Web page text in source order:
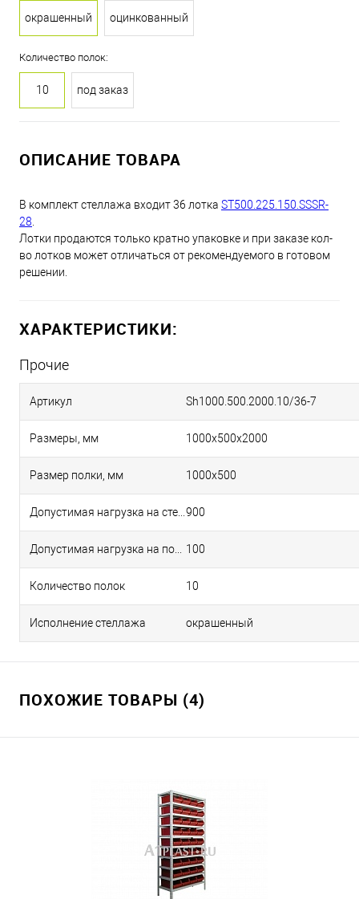
окрашенный оцинкованный
Количество полок:
10 под заказ
ОПИСАНИЕ ТОВАРА
В комплект стеллажа входит 36 лотка ST500.225.150.SSSR-
28
Лотки продаются только кратно упаковке и при заказе кол-
во лотков может отличаться от рекомендуемого в готовом
решении.
ХАРАКТЕРИСТИКИ:
Прочие
Артикул Sh1000.500.2000.10/36-7
Размеры, мм 1000х500х2000
Размер полки, мм 1000х500
900
100
Количество полок 10
Исполнение стеллажа окрашенный
ПОХОЖИЕ ТОВАРЫ (4)